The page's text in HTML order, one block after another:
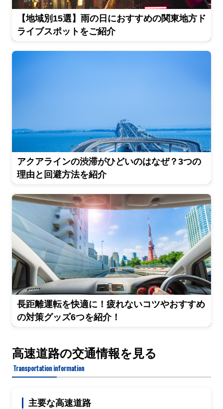
【地域別15選】雨の日におすすめの関東地方ド
ライブスポットをご紹介
アクアラインの渋滞がひどいのはなぜ？3つの
理由と回避方法を紹介
長距離運転を快適に！疲れないコツやおすすめ
の対策グッズ6つを紹介！
高速道路の交通情報を見る
Transportation information
主要な高速道路